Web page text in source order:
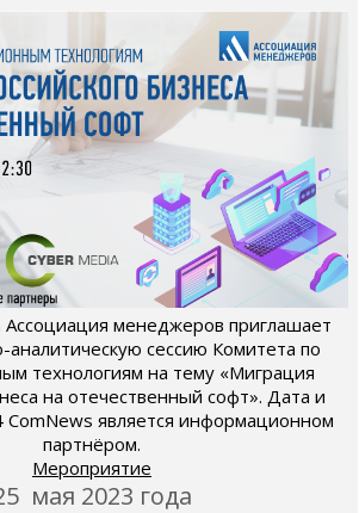
Ассоциация менеджеров приглашает
аналитическую сессию Комитета по
технологиям на тему «Миграция
на отечественный софт». Дата и
ComNews является информационном
партнёром.
Мероприятие
мая 2023 года